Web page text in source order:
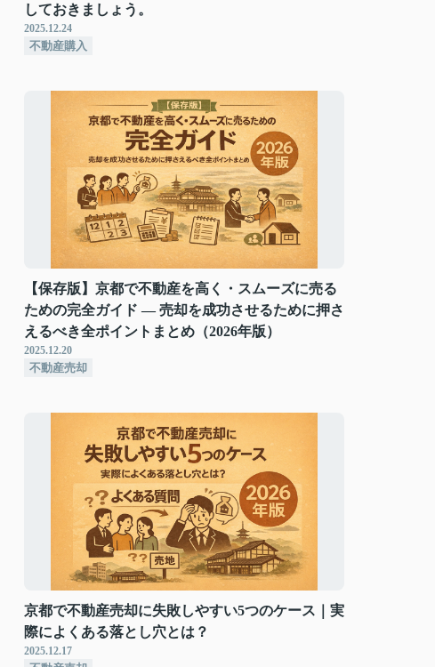
しておきましょう。
2025.12.24
不動産購入
【保存版】京都で不動産を高く・スムーズに売る
ための完全ガイド ― 売却を成功させるために押さ
えるべき全ポイントまとめ（2026年版）
2025.12.20
不動産売却
京都で不動産売却に失敗しやすい5つのケース｜実
際によくある落とし穴とは？
2025.12.17